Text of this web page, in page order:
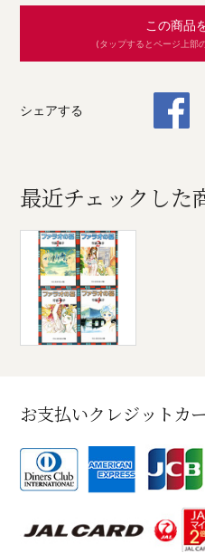
この商品
(タップするとページ上部
シェアする
最近チェックした
お支払いクレジットカ